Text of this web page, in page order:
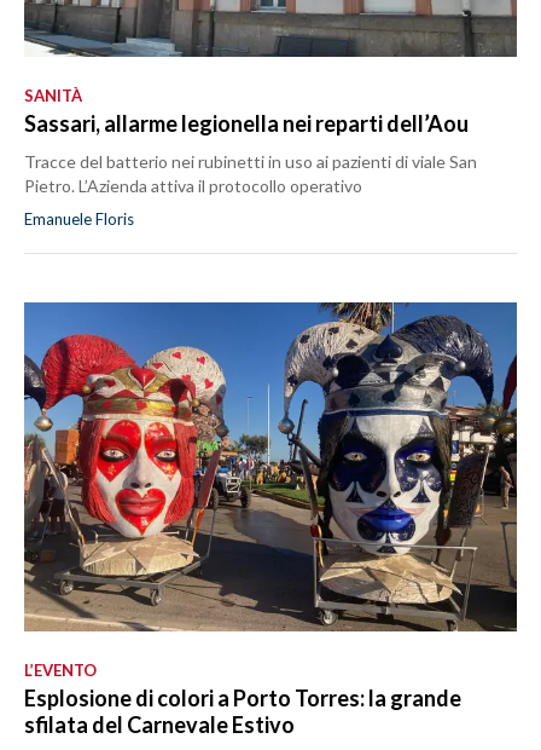
SANITÀ
Sassari, allarme legionella nei reparti dell’Aou
Tracce del batterio nei rubinetti in uso ai pazienti di viale San
Pietro. L’Azienda attiva il protocollo operativo
Emanuele Floris
L’EVENTO
Esplosione di colori a Porto Torres: la grande
sfilata del Carnevale Estivo